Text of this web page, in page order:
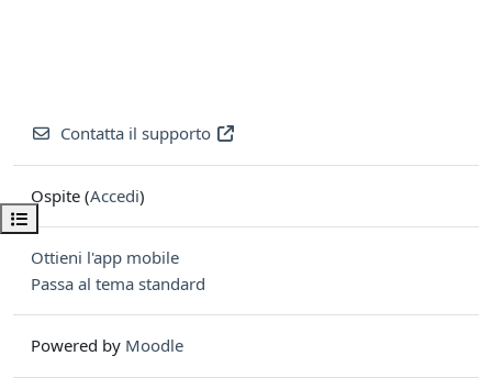
Apri indice del corso
Contatta il supporto
Ospite (Accedi)
Ottieni l'app mobile
Passa al tema standard
Powered by Moodle